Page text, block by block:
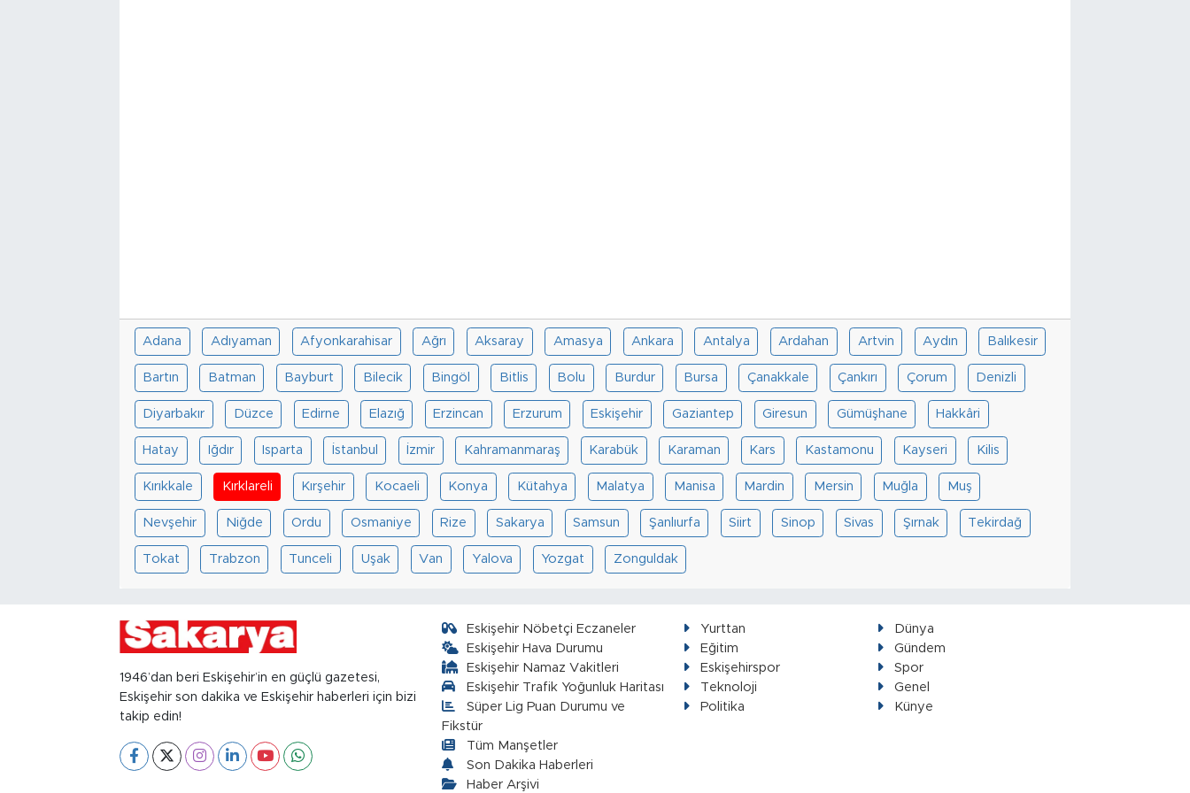
Adana Adıyaman Afyonkarahisar Ağrı Aksaray Amasya Ankara Antalya Ardahan Artvin Aydın Balıkesir
Bartın Batman Bayburt Bilecik Bingöl Bitlis Bolu Burdur Bursa Çanakkale Çankırı Çorum Denizli
Diyarbakır Düzce Edirne Elazığ Erzincan Erzurum Eskişehir Gaziantep Giresun Gümüşhane Hakkâri
Hatay Iğdır Isparta İstanbul İzmir Kahramanmaraş Karabük Karaman Kars Kastamonu Kayseri Kilis
Kırıkkale Kırklareli Kırşehir Kocaeli Konya Kütahya Malatya Manisa Mardin Mersin Muğla Muş
Nevşehir Niğde Ordu Osmaniye Rize Sakarya Samsun Şanlıurfa Siirt Sinop Sivas Şırnak Tekirdağ
Tokat Trabzon Tunceli Uşak Van Yalova Yozgat Zonguldak
1946’dan beri Eskişehir’in en güçlü gazetesi,
Eskişehir son dakika ve Eskişehir haberleri için bizi
takip edin!
Eskişehir Nöbetçi Eczaneler
Eskişehir Hava Durumu
Eskişehir Namaz Vakitleri
Eskişehir Trafik Yoğunluk Haritası
Süper Lig Puan Durumu ve
Fikstür
Tüm Manşetler
Son Dakika Haberleri
Haber Arşivi
Yurttan
Dünya
Eğitim
Gündem
Eskişehirspor
Spor
Teknoloji
Genel
Politika
Künye